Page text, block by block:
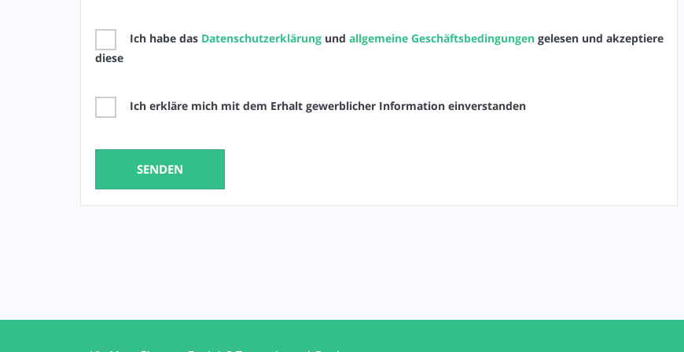
Ich habe das Datenschutzerklärungund allgemeine Geschäftsbedingungengelesen und akzeptiere
diese
Ich erkläre mich mit dem Erhalt gewerblicher Information einverstanden